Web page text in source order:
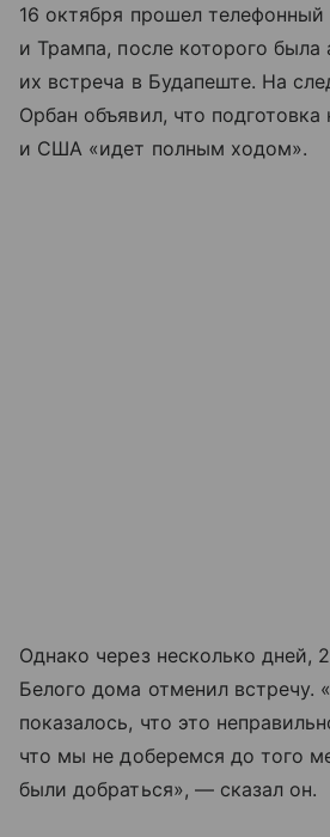
16 октября прошел телефонный
и Трампа, после которого была
их встреча в Будапеште. На
Орбан объявил, что
и США «идет полным ходом».
Однако через несколько дней,
Белого дома отменил встречу.
показалось, что это
что мы не доберемся до того
были добраться», — сказал он.